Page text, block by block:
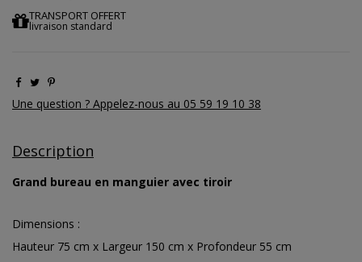
TRANSPORT OFFERT
livraison standard
Une question ? Appelez-nous au 05 59 19 10 38
Description
Grand bureau en manguier avec tiroir
Dimensions :
Hauteur 75 cm x Largeur 150 cm x Profondeur 55 cm